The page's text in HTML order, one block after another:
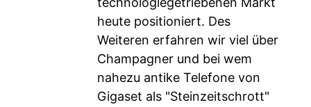
heute positioniert. Des
Weiteren erfahren wir viel über
Champagner und bei wem
nahezu antike Telefone von
Gigaset als "Steinzeitschrott"